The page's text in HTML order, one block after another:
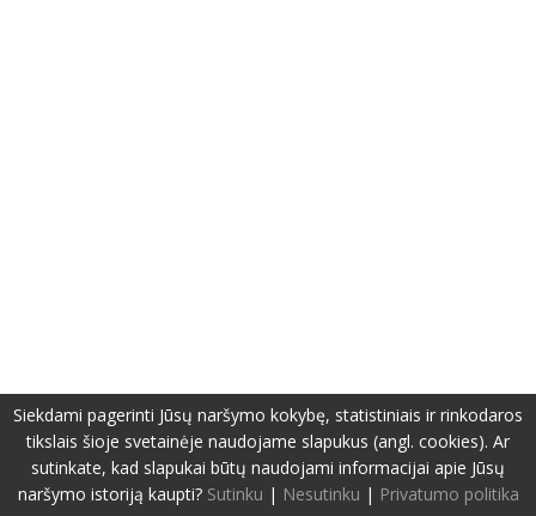
Siekdami pagerinti Jūsų naršymo kokybę, statistiniais ir rinkodaros
tikslais šioje svetainėje naudojame slapukus (angl. cookies). Ar
sutinkate, kad slapukai būtų naudojami informacijai apie Jūsų
naršymo istoriją kaupti? Sutinku | Nesutinku | Privatumo politika